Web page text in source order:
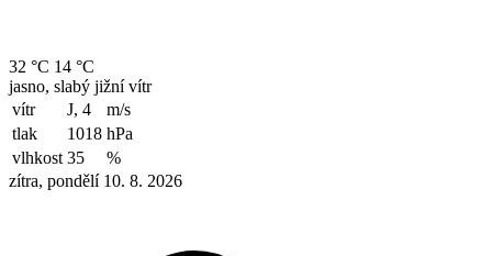
32 °C 14 °C
jasno, slabý jižní vítr
vítr
J, 4
m/s
tlak
1018 hPa
vlhkost 35
%
zítra, pondělí 10. 8. 2026